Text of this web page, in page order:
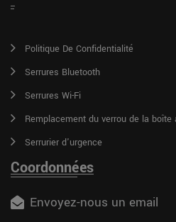
Politique De Confidentialité
Serrures Bluetooth
Serrures Wi-Fi
Remplacement du verrou de la boîte
Serrurier d'urgence
Coordonnées
Envoyez-nous un email